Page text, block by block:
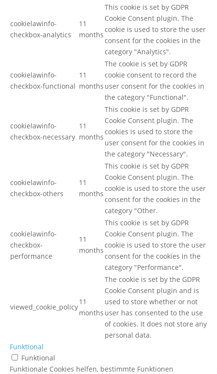
cookielawinfo-
checkbox-analytics
11
months
This cookie is set by GDPR
Cookie Consent plugin. The
cookie is used to store the user
consent for the cookies in the
category "Analytics".
cookielawinfo-
checkbox-functional
11
months
The cookie is set by GDPR
cookie consent to record the
user consent for the cookies in
the category "Functional".
cookielawinfo-
checkbox-necessary
11
months
This cookie is set by GDPR
Cookie Consent plugin. The
cookies is used to store the
user consent for the cookies in
the category "Necessary".
cookielawinfo-
checkbox-others
11
months
This cookie is set by GDPR
Cookie Consent plugin. The
cookie is used to store the user
consent for the cookies in the
category "Other.
cookielawinfo-
checkbox-
performance
11
months
This cookie is set by GDPR
Cookie Consent plugin. The
cookie is used to store the user
consent for the cookies in the
category "Performance".
viewed_cookie_policy
11
months
The cookie is set by the GDPR
Cookie Consent plugin and is
used to store whether or not
user has consented to the use
of cookies. It does not store any
personal data.
Funktional
Funktional
Funktionale Cookies helfen, bestimmte Funktionen